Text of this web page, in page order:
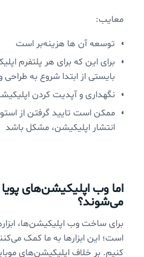
معایب:
توسعه آن ها هزینه‌بر است
برای این که برای هر پلتفرم
بایستی از ابتدا شروع به
نگهداری و آپدیت کردن
ممکن است تایید گرفتن از
انتشار اپلیکیشن، مشکل باشد
اما وب اپلیکیشن‌های
می‌شوند؟
برای ساخت وب اپلیکیشن‌ها،
است؛ این ابزارها به ما کمک
کنیم. بر خلاف اپلیکیشن‌های